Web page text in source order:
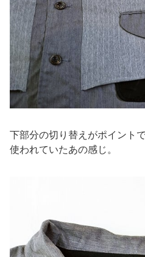
下部分の切り替えがポイント
使われていたあの感じ。